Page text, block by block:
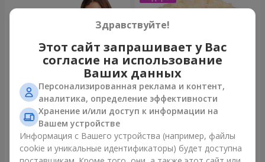
151 красная роза
14 289 грн
Букет "Очей очарованье"
3 449 грн
Здравствуйте!
Этот сайт запрашивает у Вас
согласие на использование
Ваших данных
Персонализированная реклама и контент,
аналитика, определение эффективности
Хранение и/или доступ к информации на
Вашем устройстве
Информация с Вашего устройства (например, файлы
cookie и уникальные идентификаторы) будет доступна